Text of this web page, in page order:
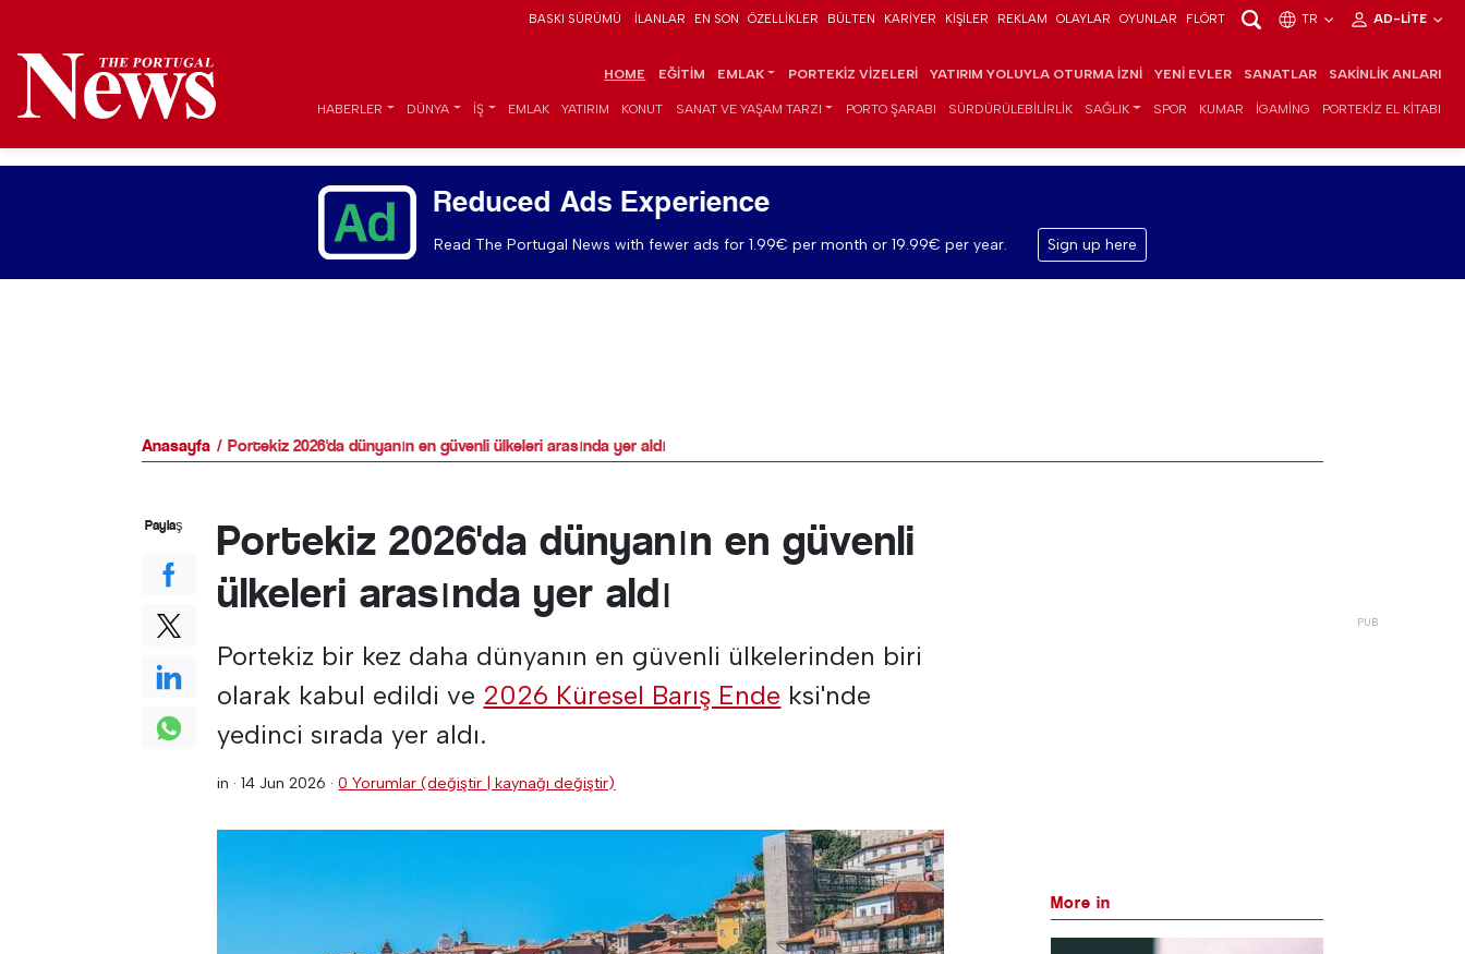
BASKI SÜRÜMÜ İLANLAR EN SON ÖZELLIKLER BÜLTEN KARIYER KIŞILER REKLAM OLAYLAR OYUNLAR FLÖRT TR AD-LITE
HOME EĞITIM EMLAK PORTEKIZ VIZELERI YATIRIM YOLUYLA OTURMA İZNI YENI EVLER SANATLAR SAKINLIK ANLARI
HABERLER DÜNYA İŞ EMLAK YATIRIM KONUT SANAT VE YAŞAM TARZI PORTO ŞARABI SÜRDÜRÜLEBILIRLIK SAĞLIK SPOR KUMAR IGAMING PORTEKIZ EL KITABI
Reduced Ads Experience
Read The Portugal News with fewer ads for 1.99€ per month or 19.99€ per year. Sign up here
Anasayfa Portekiz 2026'da dünyanın en güvenli ülkeleri arasında yer aldı
Portekiz 2026'da dünyanın en güvenli
ülkeleri arasında yer aldı
Portekiz bir kez daha dünyanın en güvenli ülkelerinden biri
olarak kabul edildi ve 2026 Küresel Barış Ende ksi'nde
yedinci sırada yer aldı.
in ·14 Jun 2026 ·0 Yorumlar (değiştir | kaynağı değiştir)
Paylaş
More in